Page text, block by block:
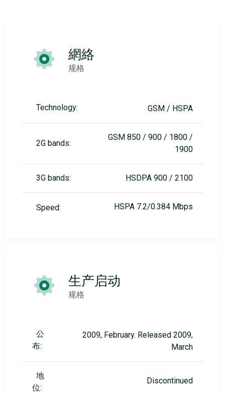
網絡
规格
Technology: GSM / HSPA
2G bands:
GSM 850 / 900 / 1800 /
1900
3G bands: HSDPA 900 / 2100
Speed: HSPA 7.2/0.384 Mbps
生产启动
规格
公
布:
2009, February. Released 2009,
March
地
位:
Discontinued